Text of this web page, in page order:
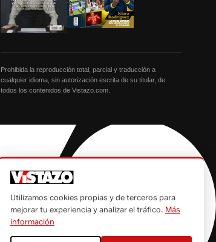
Prohibida la reproducción total, parcial y traducción a
cualquier idioma, sin autorización escrita de su titular, de
todos los contenidos de Vistazo.com.
Utilizamos cookies propias y de terceros para
mejorar tu experiencia y analizar el tráfico. Más
información